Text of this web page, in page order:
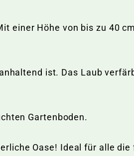
einer Höhe von bis zu 40
ist. Das Laub
Gartenboden.
Oase! Ideal für alle